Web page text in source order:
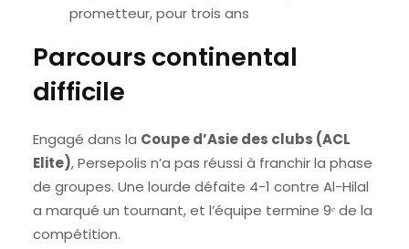
prometteur, pour trois ans
Parcours continental
difficile
Engagé dans la Coupe d’Asie des clubs (ACL
Elite), Persepolis n’a pas réussi à franchir la phase
de groupes. Une lourde défaite 4-1 contre Al-Hilal
a marqué un tournant, et l’équipe termine 9ᵉ de la
compétition.